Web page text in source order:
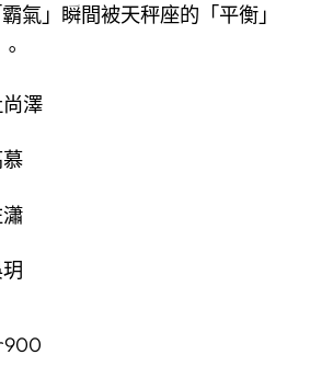
氣」瞬間被天秤座的「平衡」
澤